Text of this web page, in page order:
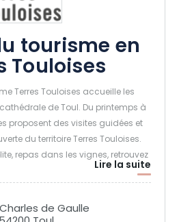
tourisme en
Touloises
Terres Touloises accueille les
de Toul. Du printemps à
proposent des visites guidées et
du territoire Terres Touloises.
repas dans les vignes, retrouvez
Lire la suite
de Gaulle